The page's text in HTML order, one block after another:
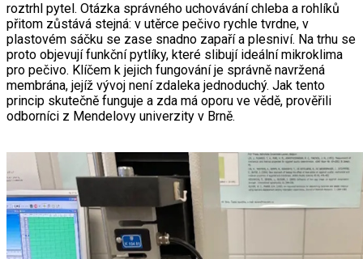
roztrhl pytel. Otázka správného uchovávání chleba a rohlíků
přitom zůstává stejná: v utěrce pečivo rychle tvrdne, v
plastovém sáčku se zase snadno zapaří a plesniví. Na trhu se
proto objevují funkční pytlíky, které slibují ideální mikroklima
pro pečivo. Klíčem k jejich fungování je správně navržená
membrána, jejíž vývoj není zdaleka jednoduchý. Jak tento
princip skutečně funguje a zda má oporu ve vědě, prověřili
odborníci z Mendelovy univerzity v Brně.